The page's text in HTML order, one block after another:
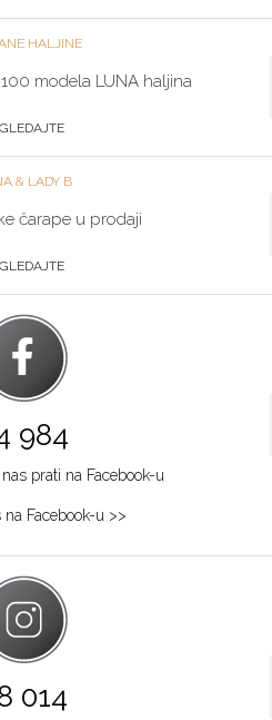
HALJINE
modela LUNA haljina
& LADY B
čarape u prodaji
984
prati na Facebook-u
na Facebook-u >>
014